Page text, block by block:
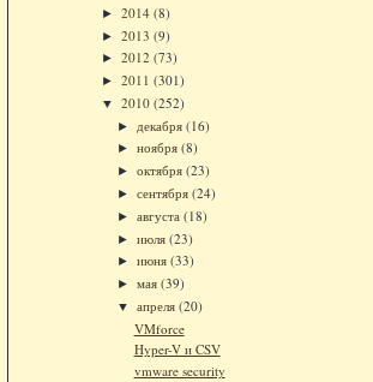
► 2014 (8)
► 2013 (9)
► 2012 (73)
► 2011 (301)
▼ 2010 (252)
► декабря (16)
► ноября (8)
► октября (23)
► сентября (24)
► августа (18)
► июля (23)
► июня (33)
► мая (39)
▼ апреля (20)
VMforce
Hyper-V и CSV
vmware security